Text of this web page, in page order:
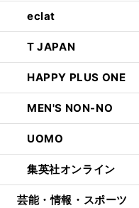
eclat
T JAPAN
HAPPY PLUS ONE
MEN'S NON-NO
UOMO
集英社オンライン
芸能・情報・スポーツ